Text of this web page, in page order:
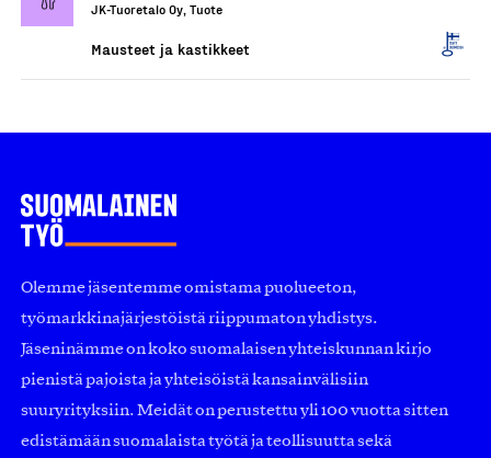
JK-Tuoretalo Oy, Tuote
Mausteet ja kastikkeet
Olemme jäsentemme omistama puolueeton,
työmarkkinajärjestöistä riippumaton yhdistys.
Jäseninämme on koko suomalaisen yhteiskunnan kirjo
pienistä pajoista ja yhteisöistä kansainvälisiin
suuryrityksiin. Meidät on perustettu yli 100 vuotta sitten
edistämään suomalaista työtä ja teollisuutta sekä